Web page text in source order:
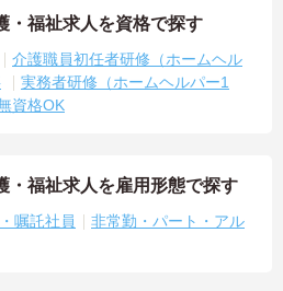
・福祉求人を資格で探す
介護職員初任者研修（ホームヘル
実務者研修（ホームヘルパー1
資格OK
・福祉求人を雇用形態で探す
嘱託社員
非常勤・パート・アル